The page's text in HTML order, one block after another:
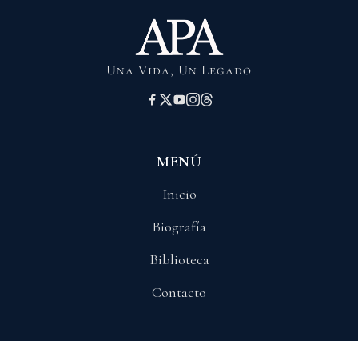
Una Vida, Un Legado
MENÚ
Inicio
Biografía
Biblioteca
Contacto